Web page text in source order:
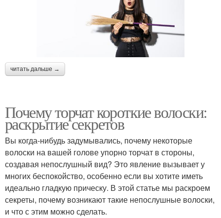
читать дальше →
Почему торчат короткие волоски:
раскрытие секретов
Вы когда-нибудь задумывались, почему некоторые
волоски на вашей голове упорно торчат в стороны,
создавая непослушный вид? Это явление вызывает у
многих беспокойство, особенно если вы хотите иметь
идеально гладкую прическу. В этой статье мы раскроем
секреты, почему возникают такие непослушные волоски,
и что с этим можно сделать.